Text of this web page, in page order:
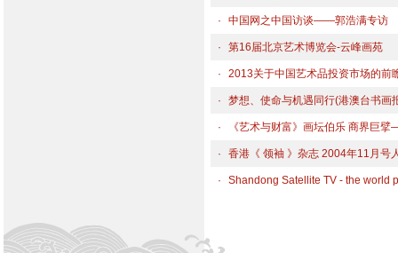
· 中国网之中国访谈——郭浩满专访
· 第16届北京艺术博览会-云峰画苑
· 2013关于中国艺术品投资市场的前
· 梦想、使命与机遇同行(港澳台书画
· 《艺术与财富》画坛伯乐 商界巨
· 香港《 领袖 》杂志 2004年11月号
· Shandong Satellite TV - the world